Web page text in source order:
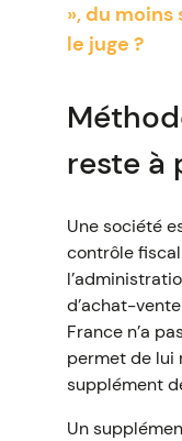
», du
le juge ?
reste à
Une société
contrôle
d’achat-
France n’a
permet de lui
supplément
Un